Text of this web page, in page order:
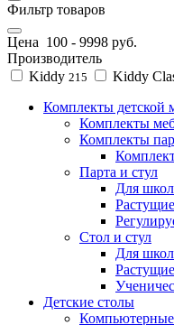
Фильтр товаров
Цена 100 - 9998 руб.
Производитель
Kiddy 215 Kiddy
Комплекты детской
Комплекты
Комплекты
Парта и стул
Для
Растущие
Стол и стул
Для
Растущие
Детские столы
Компьютерные